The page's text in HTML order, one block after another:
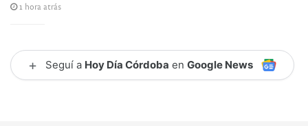
1 hora atrás
+ Seguí a Hoy Día Córdoba en Google News